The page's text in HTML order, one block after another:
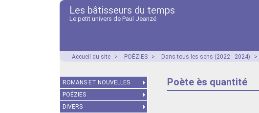
Les bâtisseurs du temps
Le petit univers de Paul Jeanzé
Accueil du site > POÉZIES > Dans tous les sens (2022 - 2024) >
Poète ès quantité
ROMANS ET NOUVELLES
POÉZIES
DIVERS